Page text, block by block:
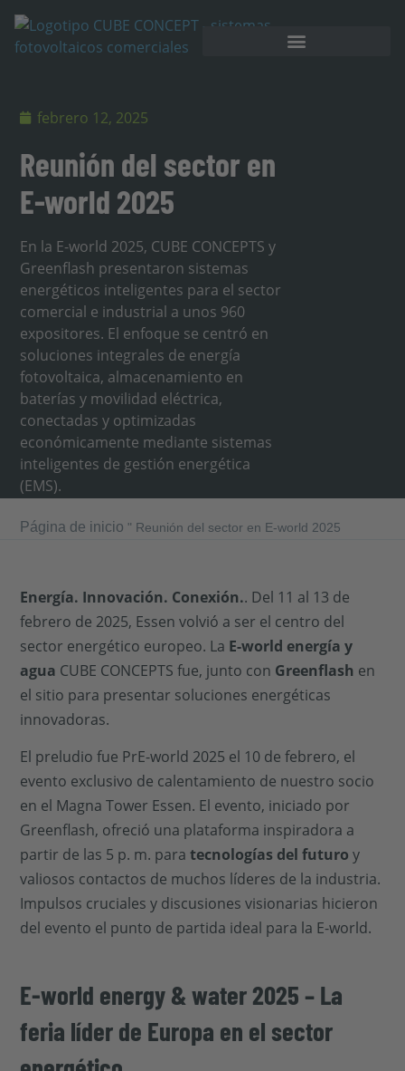
febrero 12, 2025
Reunión del sector en
E-world 2025
En la E-world 2025, CUBE CONCEPTS y
Greenflash presentaron sistemas
energéticos inteligentes para el sector
comercial e industrial a unos 960
expositores. El enfoque se centró en
soluciones integrales de energía
fotovoltaica, almacenamiento en
baterías y movilidad eléctrica,
conectadas y optimizadas
económicamente mediante sistemas
inteligentes de gestión energética
(EMS).
Página de inicio " Reunión del sector en E-world 2025
Energía. Innovación. Conexión.. Del 11 al 13 de
febrero de 2025, Essen volvió a ser el centro del
sector energético europeo. La E-world energía y
agua CUBE CONCEPTS fue, junto con Greenflash en
el sitio para presentar soluciones energéticas
innovadoras.
El preludio fue PrE-world 2025 el 10 de febrero, el
evento exclusivo de calentamiento de nuestro socio
en el Magna Tower Essen. El evento, iniciado por
Greenflash, ofreció una plataforma inspiradora a
partir de las 5 p. m. paratecnologías del futuro y
valiosos contactos de muchos líderes de la industria.
Impulsos cruciales y discusiones visionarias hicieron
del evento el punto de partida ideal para la E-world.
E-world energy & water 2025 – La
feria líder de Europa en el sector